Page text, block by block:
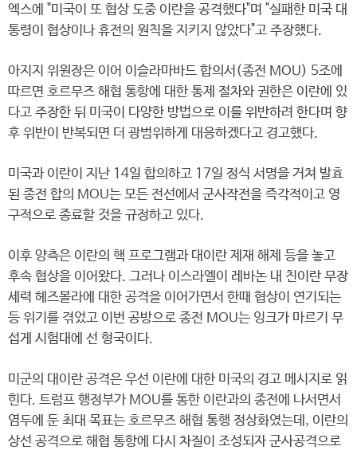
엑스에 "미국이 또 협상 도중 이란을 공격했다"며 "실패한 미국 대
통령이 협상이나 휴전의 원칙을 지키지 않았다"고 주장했다.
아지지 위원장은 이어 이슬라마바드 합의서(종전 MOU) 5조에
따르면 호르무즈 해협 통항에 대한 통제 절차와 권한은 이란에 있
다고 주장한 뒤 미국이 다양한 방법으로 이를 위반하려 한다며 향
후 위반이 반복되면 더 광범위하게 대응하겠다고 경고했다.
미국과 이란이 지난 14일 합의하고 17일 정식 서명을 거쳐 발효
된 종전 합의 MOU는 모든 전선에서 군사작전을 즉각적이고 영
구적으로 종료할 것을 규정하고 있다.
이후 양측은 이란의 핵 프로그램과 대이란 제재 해제 등을 놓고
후속 협상을 이어왔다. 그러나 이스라엘이 레바논 내 친이란 무장
세력 헤즈볼라에 대한 공격을 이어가면서 한때 협상이 연기되는
등 위기를 겪었고 이번 공방으로 종전 MOU는 잉크가 마르기 무
섭게 시험대에 선 형국이다.
미군의 대이란 공격은 우선 이란에 대한 미국의 경고 메시지로 읽
힌다. 트럼프 행정부가 MOU를 통한 이란과의 종전에 나서면서
염두에 둔 최대 목표는 호르무즈 해협 통행 정상화였는데, 이란의
상선 공격으로 해협 통항에 다시 차질이 조성되자 군사공격으로